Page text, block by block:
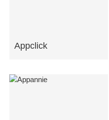
Appclick